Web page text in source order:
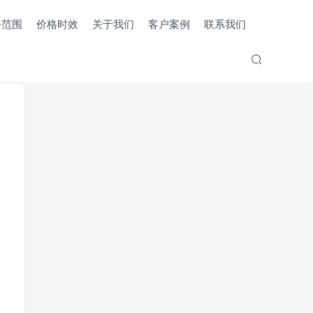
围 价格时效 关于我们 客户案例 联系我们